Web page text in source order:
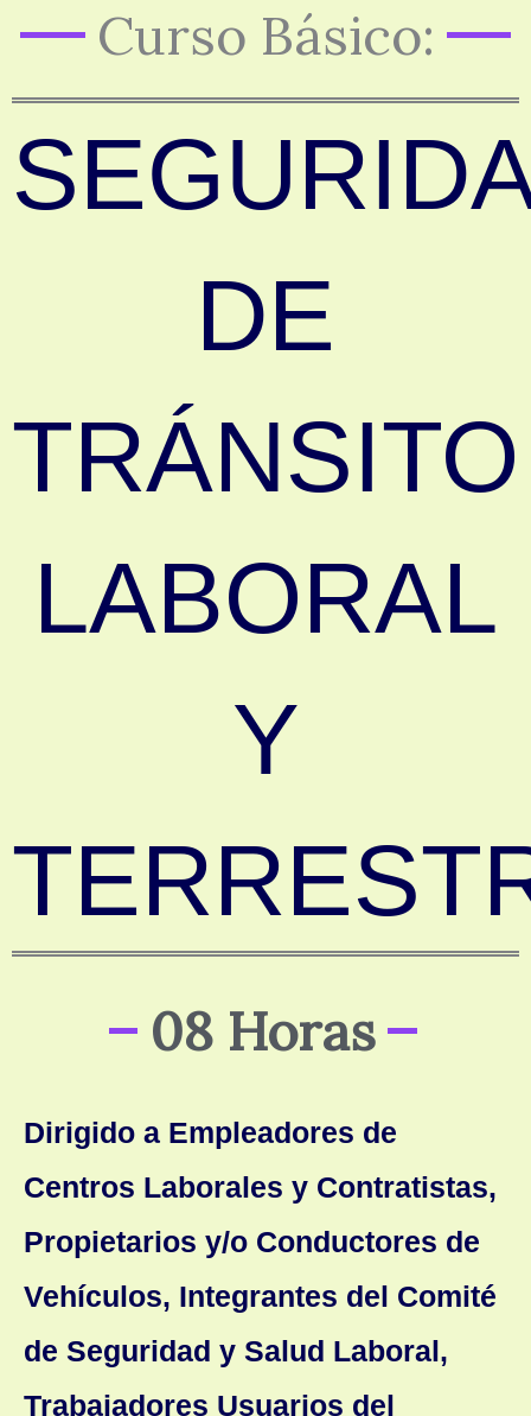
Curso Básico:
DE
TRÁNSITO
LABORAL
Y
08 Horas
Dirigido a Empleadores de
Centros Laborales y Contratistas,
Propietarios y/o Conductores de
Vehículos, Integrantes del Comité
de Seguridad y Salud Laboral,
Trabajadores Usuarios del